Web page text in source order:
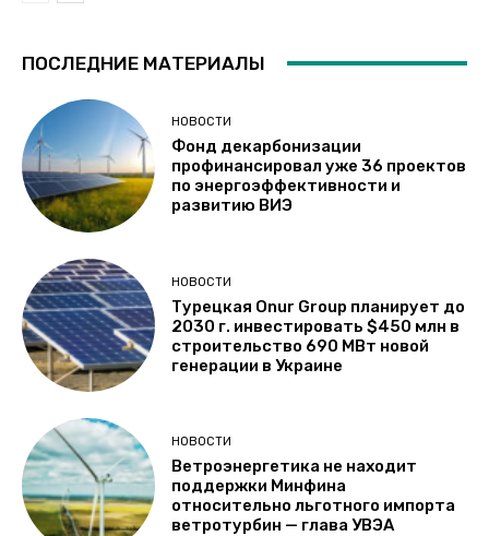
ПОСЛЕДНИЕ МАТЕРИАЛЫ
НОВОСТИ
Фонд декарбонизации
профинансировал уже 36 проектов
по энергоэффективности и
развитию ВИЭ
НОВОСТИ
Турецкая Onur Group планирует до
2030 г. инвестировать $450 млн в
строительство 690 МВт новой
генерации в Украине
НОВОСТИ
Ветроэнергетика не находит
поддержки Минфина
относительно льготного импорта
ветротурбин — глава УВЭА